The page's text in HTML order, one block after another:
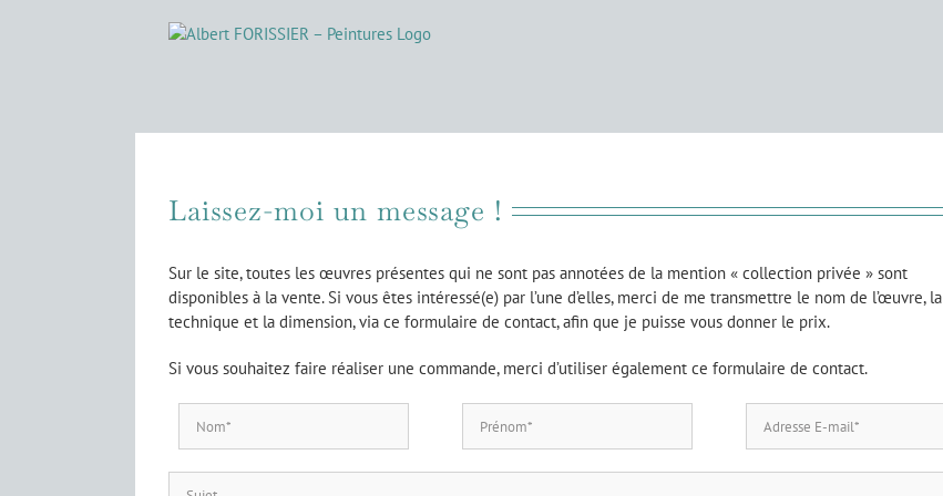
Laissez-moi un message !
Sur le site, toutes les œuvres présentes qui ne sont pas annotées de la mention « collection privée » sont
disponibles à la vente. Si vous êtes intéressé(e) par l’une d’elles, merci de me transmettre le nom de l’œuvre, la
technique et la dimension, via ce formulaire de contact, afin que je puisse vous donner le prix.
Si vous souhaitez faire réaliser une commande, merci d’utiliser également ce formulaire de contact.